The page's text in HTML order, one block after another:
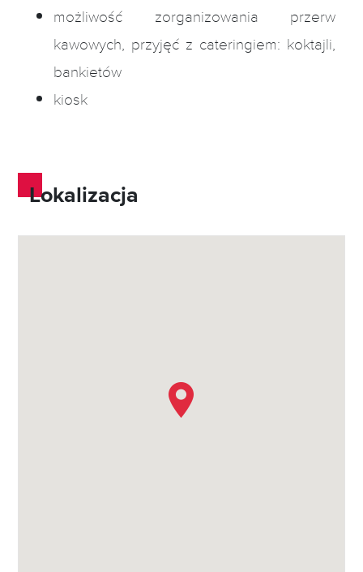
możliwość zorganizowania przerw
kawowych, przyjęć z cateringiem: koktajli,
bankietów
kiosk
Lokalizacja